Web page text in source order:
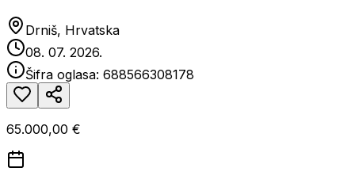
Drniš, Hrvatska
08. 07. 2026.
Šifra oglasa: 688566308178
65.000,00 €